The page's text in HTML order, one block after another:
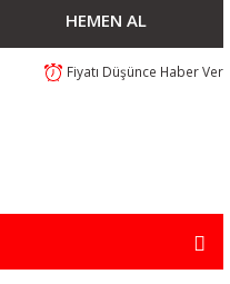
HEMEN AL
Fiyatı Düşünce Haber Ver